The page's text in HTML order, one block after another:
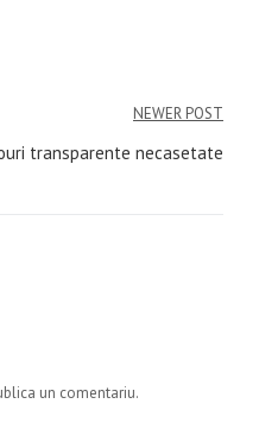
NEWER POST
transparente necasetate
un comentariu.